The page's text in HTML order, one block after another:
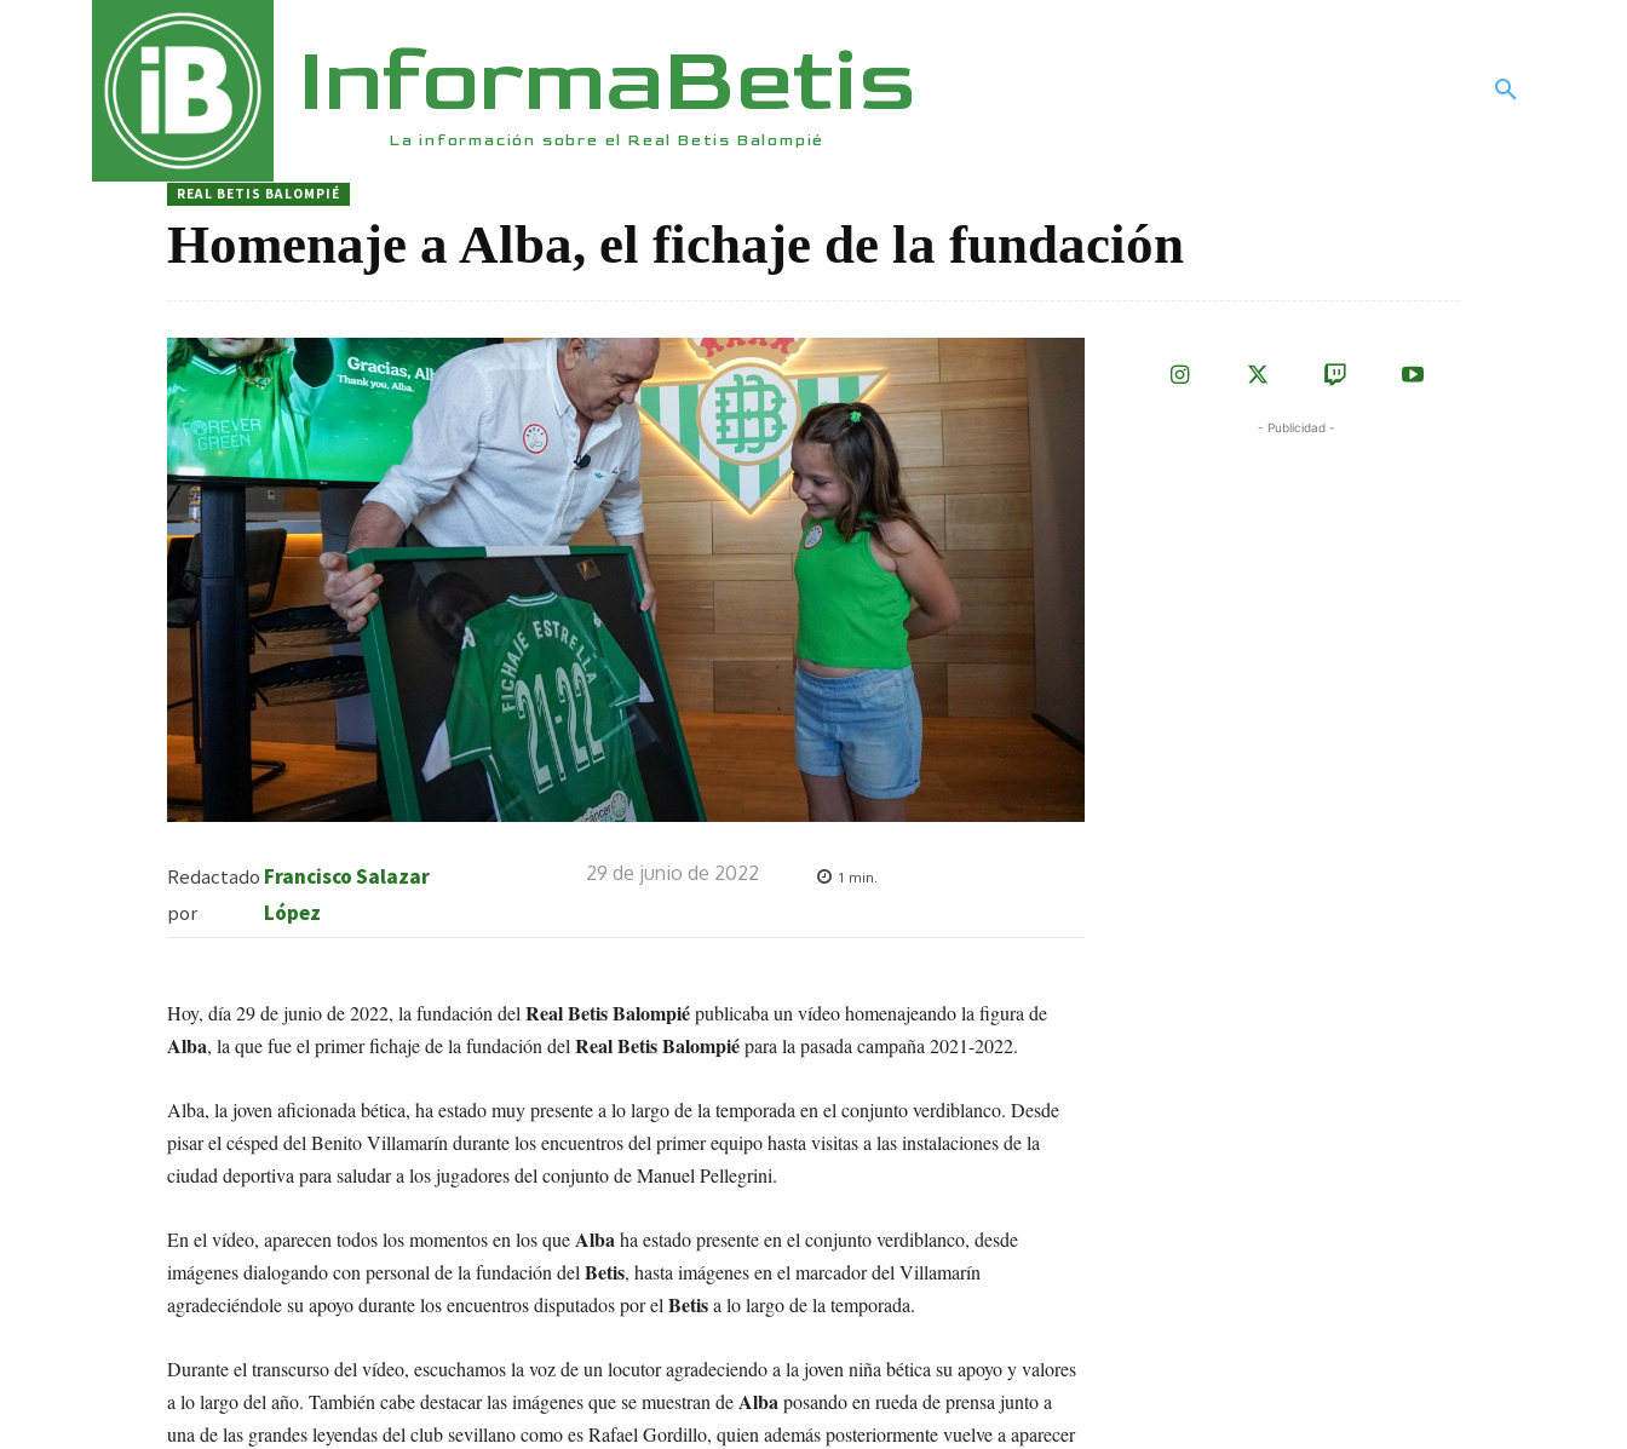
InformaBetis
La información sobre el Real Betis Balompié
REAL BETIS BALOMPIÉ
Homenaje a Alba, el fichaje de la fundación
Redactado
por
Francisco Salazar
López
29 de junio de 2022 1 min.
Hoy, día 29 de junio de 2022, la fundación delReal Betis Balompiépublicaba un vídeo homenajeando la figura de
Alba, la que fue el primer fichaje de la fundación delReal Betis Balompiépara la pasada campaña 2021-2022.
Alba, la joven aficionada bética, ha estado muy presente a lo largo de la temporada en el conjunto verdiblanco. Desde
pisar el césped del Benito Villamarín durante los encuentros del primer equipo hasta visitas a las instalaciones de la
ciudad deportiva para saludar a los jugadores del conjunto de Manuel Pellegrini.
En el vídeo, aparecen todos los momentos en los queAlbaha estado presente en el conjunto verdiblanco, desde
imágenes dialogando con personal de la fundación delBetis, hasta imágenes en el marcador del Villamarín
agradeciéndole su apoyo durante los encuentros disputados por elBetisa lo largo de la temporada.
Durante el transcurso del vídeo, escuchamos la voz de un locutor agradeciendo a la joven niña bética su apoyo y valores
a lo largo del año. También cabe destacar las imágenes que se muestran deAlbaposando en rueda de prensa junto a
una de las grandes leyendas del club sevillano como es Rafael Gordillo, quien además posteriormente vuelve a aparecer
- Publicidad -